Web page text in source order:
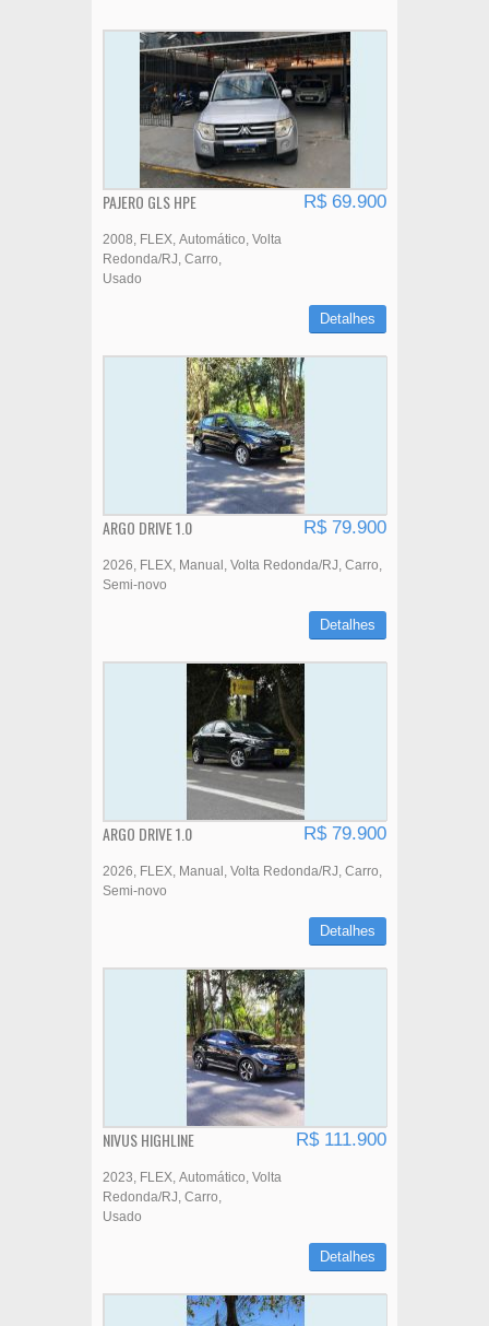
PAJERO GLS HPE R$ 69.900
2008 FLEX Automático Volta
Redonda/RJ Carro
Usado
Detalhes
ARGO DRIVE 1.0 R$ 79.900
2026 FLEX Manual Volta Redonda/RJ Carro
Semi-novo
Detalhes
ARGO DRIVE 1.0 R$ 79.900
2026 FLEX Manual Volta Redonda/RJ Carro
Semi-novo
Detalhes
NIVUS HIGHLINE R$ 111.900
2023 FLEX Automático Volta
Redonda/RJ Carro
Usado
Detalhes